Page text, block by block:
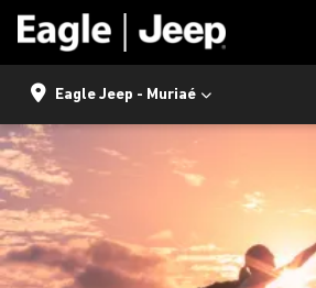
Eagle Jeep - Muriaé